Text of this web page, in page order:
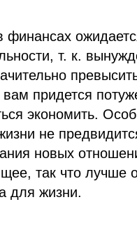
финансах
т. к.
придется
экономить.
не
новых
так что лучше
для жизни.